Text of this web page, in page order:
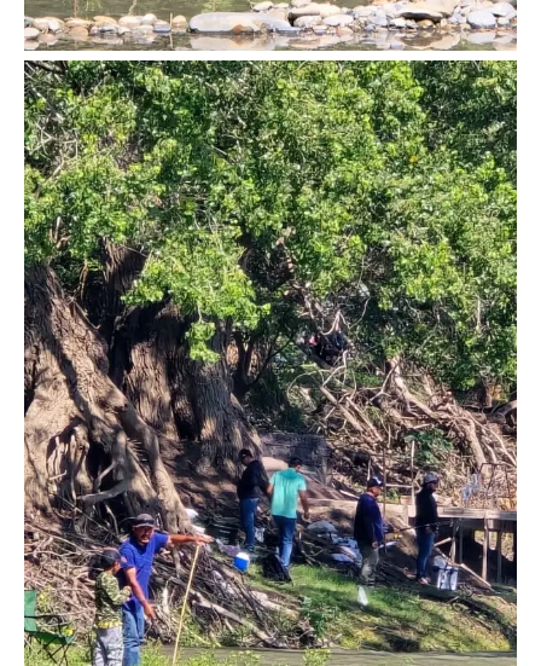
Don't miss
out!
Sing up for our newsletter
to stay in the loop.
SUBSCRIBE